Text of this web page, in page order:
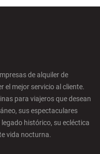
de alquiler de
el mejor servicio al cliente.
para viajeros que desean
sus espectaculares
histórico, su ecléctica
vida nocturna.